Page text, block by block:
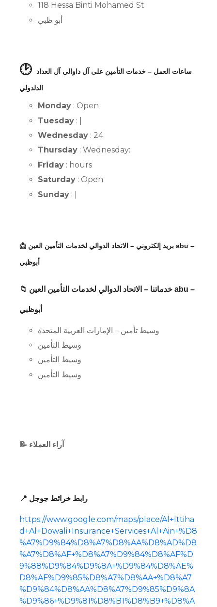
118 Hessa Binti Mohamed St
أبو ظبي
🕑 ساعات العمل – خدمات التأمين على آل داوالي آل العداد
الدلدولي
Monday : Open
Tuesday : |
Wednesday : 24
Thursday : Wednesday:
Friday : hours
Saturday : Open
Sunday : |
📩 بريد إلكتروني – الاتحاد الدوالي لخدمات التأمين العين abu –
أبوظبي
📁 خدماتنا – الاتحاد الدوالي لخدمات التأمين العين abu –
أبوظبي
وسيط تأمين – الإمارات العربية المتحدة
وسيط التأمين
وسيط التأمين
وسيط التأمين
📝 آراء العملاء
📍 رابط خرائط جوجل
https://www.google.com/maps/place/Al+Ittiha
d+Al+Dowali+Insurance+Services+Al+Ain+%D8
%A7%D9%84%D8%A7%D8%AA%D8%AD%D8
%A7%D8%AF+%D8%A7%D9%84%D8%AF%D
9%88%D9%84%D9%8A+%D9%84%D8%AE%
D8%AF%D9%85%D8%A7%D8%AA+%D8%A7
%D9%84%D8%AA%D8%A7%D9%85%D9%8A
%D9%86+%D9%81%D8%B1%D8%B9+%D8%A